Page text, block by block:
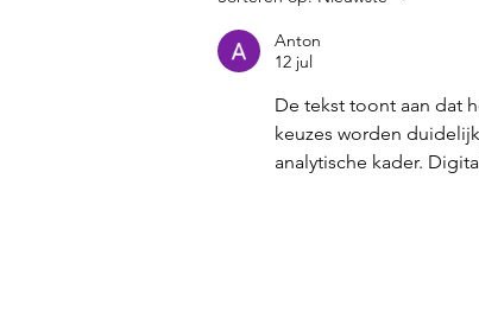
Anton
12 jul
De tekst toont aan dat
keuzes worden
analytische kader.